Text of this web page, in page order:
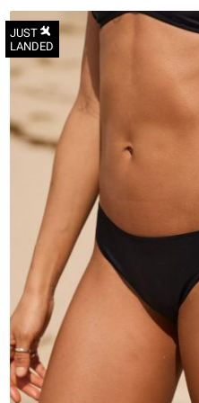
JUST
LANDED